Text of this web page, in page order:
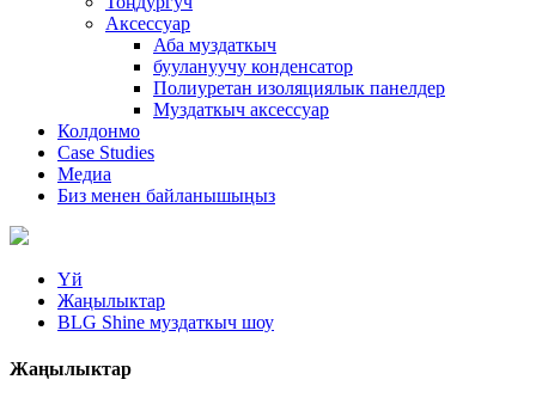
Аксессуар
Аба муздаткыч
буулануучу конденсатор
Полиуретан изоляциялык панелдер
Муздаткыч аксессуар
Колдонмо
Case Studies
Медиа
Биз менен байланышыңыз
Үй
Жаңылыктар
BLG Shine муздаткыч шоу
Жаңылыктар